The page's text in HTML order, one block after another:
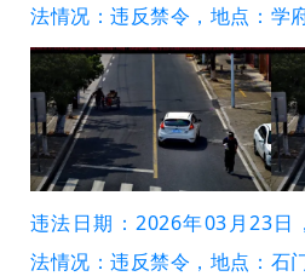
法情况：违反禁令，地点：学
违法日期：2026年03月23日
法情况：违反禁令，地点：石